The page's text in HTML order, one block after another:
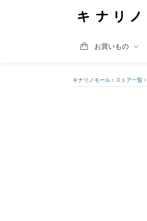
お買いもの
キナリノモール › ストア一覧 ›